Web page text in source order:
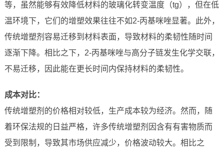
等，虽然能够有效降低材料的玻璃化转变温度（tg），但在低
温环境下，它们的增塑效果往往不如2-丙基咪唑显著。此外，
传统增塑剂容易迁移到材料表面，导致材料的柔韧性随时间
逐渐下降。相比之下，2-丙基咪唑与高分子链发生化学交联，
不易迁移，因此能在更长时间内保持材料的柔韧性。
成本对比：
传统增塑剂的价格相对较低，生产成本较为经济。然而，随
着环保法规的日益严格，许多传统增塑剂因含有有害物质而
受到限制，导致其市场供应减少，价格波动较大。相比之